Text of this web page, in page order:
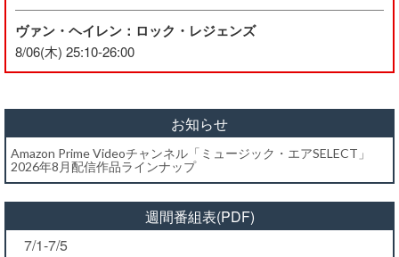
ヴァン・ヘイレン：ロック・レジェンズ
8/06(木) 25:10-26:00
お知らせ
Amazon Prime Videoチャンネル「ミュージック・エアSELECT」
2026年8月配信作品ラインナップ
週間番組表(PDF)
7/1-7/5